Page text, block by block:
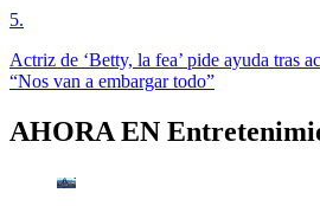
5.
Actriz de ‘Betty, la fea’ pide ayuda tras
“Nos van a embargar todo”
AHORA EN